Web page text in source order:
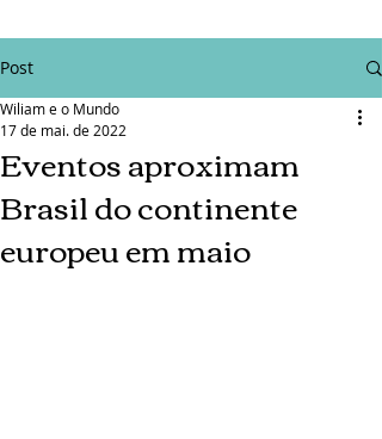
Post
Eventos aproximam
Brasil do continente
europeu em maio
Wiliam e o Mundo
17 de mai. de 2022